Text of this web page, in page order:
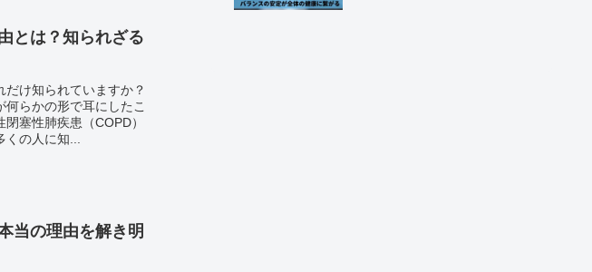
とは？知られざる
け知られていますか？
らかの形で耳にしたこ
塞性肺疾患（COPD）
くの人に知...
当の理由を解き明